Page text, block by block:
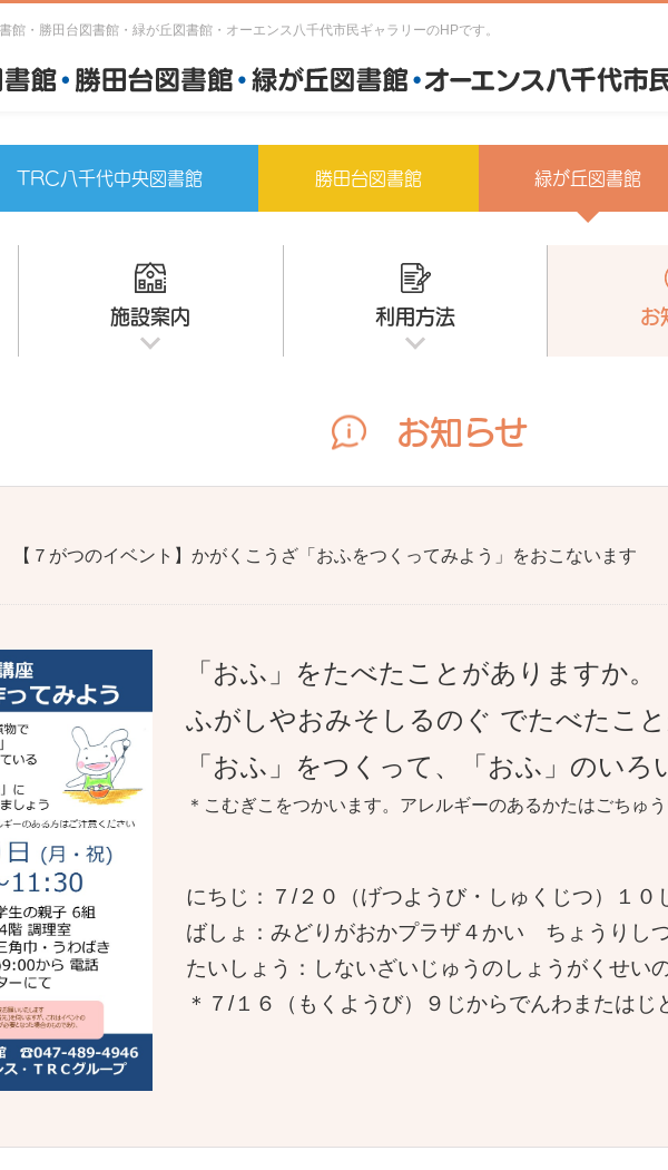
館・勝田台図書館・緑が丘図書館・オーエンス八千代市民ギャラリーのHPです。
TRC八千代中央図書館 勝田台図書館 緑が丘図書館
施設案内 利用方法 お
お知らせ
【７がつのイベント】かがくこうざ「おふをつくってみよう」をおこないます
「おふ」をたべたことがありますか。
ふがしやおみそしるのぐ でたべたこと
「おふ」をつくって、「おふ」のいろ
＊こむぎこをつかいます。アレルギーのあるかたはごちゅう
にちじ：７/２０（げつようび・しゅくじつ）１０
ばしょ：みどりがおかプラザ４かい ちょうりし
たいしょう：しないざいじゅうのしょうがくせ
＊７/１６（もくようび）９じからでんわまたは